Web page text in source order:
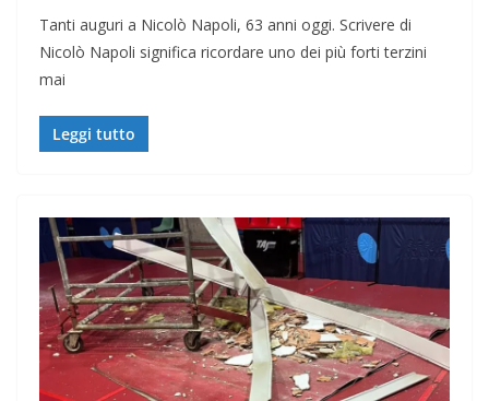
Tanti auguri a Nicolò Napoli, 63 anni oggi. Scrivere di
Nicolò Napoli significa ricordare uno dei più forti terzini
mai
Leggi tutto